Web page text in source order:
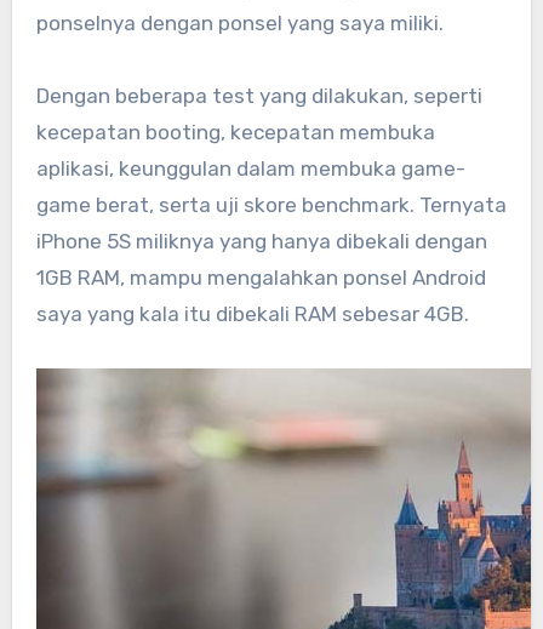
ponselnya dengan ponsel yang saya miliki.
Dengan beberapa test yang dilakukan, seperti
kecepatan booting, kecepatan membuka
aplikasi, keunggulan dalam membuka game-
game berat, serta uji skore benchmark. Ternyata
iPhone 5S miliknya yang hanya dibekali dengan
1GB RAM, mampu mengalahkan ponsel Android
saya yang kala itu dibekali RAM sebesar 4GB.